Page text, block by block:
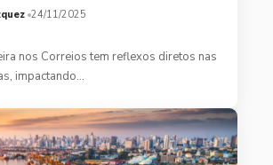
24/11/2025
nos Correios tem reflexos diretos nas
impactando…